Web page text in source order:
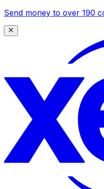
Send money to over 190